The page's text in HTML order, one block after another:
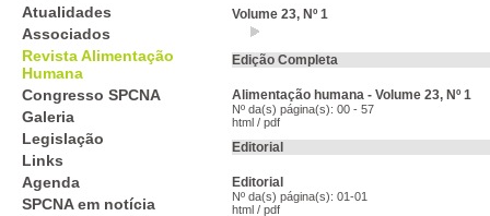
Atualidades
Associados
Revista Alimentação
Humana
Congresso SPCNA
Galeria
Legislação
Links
Agenda
SPCNA em notícia
Volume 23, Nº 1
Edição Completa
Alimentação humana - Volume 23, Nº 1
Nº da(s) página(s): 00 - 57
html / pdf
Editorial
Editorial
Nº da(s) página(s): 01-01
html / pdf